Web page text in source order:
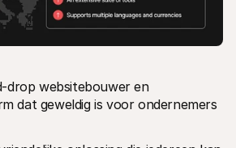
drop websitebouwer en
dat geweldig is voor ondernemers